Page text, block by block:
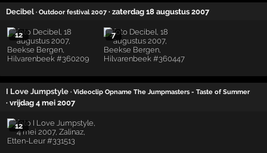
Decibel · Outdoor festival 2007 · zaterdag 18 augustus 2007
12 7
I Love Jumpstyle · Videoclip Opname The Jumpmasters - Taste of Summer
· vrijdag 4 mei 2007
12